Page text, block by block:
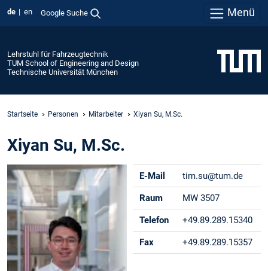
de en Google Suche Menü
Lehrstuhl für Fahrzeugtechnik
TUM School of Engineering and Design
Technische Universität München
Startseite Personen Mitarbeiter Xiyan Su, M.Sc.
Xiyan Su, M.Sc.
E-Mail tim.su@tum.de
Raum MW 3507
Telefon +49.89.289.15340
Fax +49.89.289.15357